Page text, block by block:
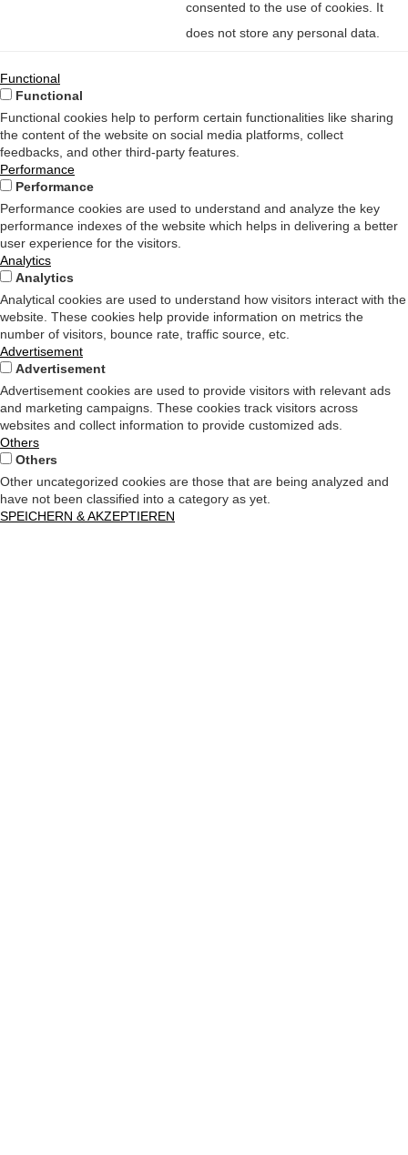
consented to the use of cookies. It
does not store any personal data.
Functional
Functional
Functional cookies help to perform certain functionalities like sharing
the content of the website on social media platforms, collect
feedbacks, and other third-party features.
Performance
Performance
Performance cookies are used to understand and analyze the key
performance indexes of the website which helps in delivering a better
user experience for the visitors.
Analytics
Analytics
Analytical cookies are used to understand how visitors interact with the
website. These cookies help provide information on metrics the
number of visitors, bounce rate, traffic source, etc.
Advertisement
Advertisement
Advertisement cookies are used to provide visitors with relevant ads
and marketing campaigns. These cookies track visitors across
websites and collect information to provide customized ads.
Others
Others
Other uncategorized cookies are those that are being analyzed and
have not been classified into a category as yet.
SPEICHERN & AKZEPTIEREN